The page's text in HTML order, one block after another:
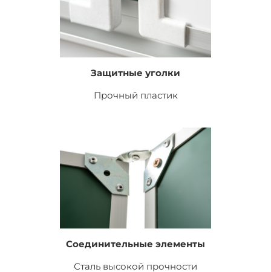
Защитные уголки
Прочный пластик
Соединительные элементы
Сталь высокой прочности